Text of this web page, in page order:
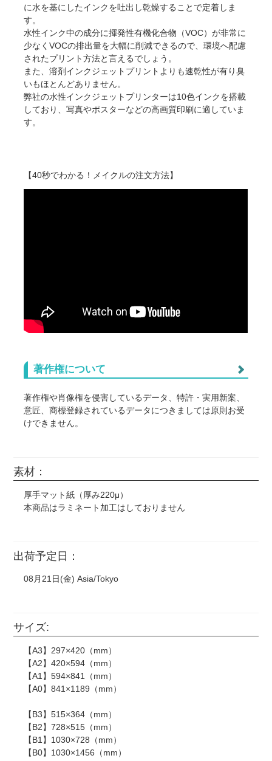
に水を基にしたインクを吐出し乾燥することで定着しま
す。
水性インク中の成分に揮発性有機化合物（VOC）が非常に
少なくVOCの排出量を大幅に削減できるので、環境へ配慮
されたプリント方法と言えるでしょう。
また、溶剤インクジェットプリントよりも速乾性が有り臭
いもほとんどありません。
弊社の水性インクジェットプリンターは10色インクを搭載
しており、写真やポスターなどの高画質印刷に適していま
す。
【40秒でわかる！メイクルの注文方法】
著作権について
著作権や肖像権を侵害しているデータ、特許・実用新案、
意匠、商標登録されているデータにつきましては原則お受
けできません。
任天堂作品(ポケモン、スプラトゥーン、星のカービィな
ど) サンリオ ディズニー(キングダムハーツ、ツイステ
漫画やアニメ、映画やゲームのスクリーンショットなどを
そのまま使用。
CD、DVD、映画のポスター、ロゴマーク（企業・団体・
ーの手描きイラストも印刷をお断りする場合がございま
・著作権元の許諾のない二次創作は制作をお断りする場合
がございます。
・著作権について、権利確認のメールを当店からお送りす
る場合がございます。
ただけますと製作がスムーズに進みます。
・銀行振り込み後でも、制作のお断り・ご注文キャンセル
をお願いする場合がございます。
・著作権接触により制作をお断りする場合、お客様がご負
素材：
厚手マット紙（厚み220μ）
本商品はラミネート加工はしておりません
出荷予定日：
08月21日(金) Asia/Tokyo
サイズ:
【A3】297×420（mm）
【A2】420×594（mm）
【A1】594×841（mm）
【A0】841×1189（mm）
【B3】515×364（mm）
【B2】728×515（mm）
【B1】1030×728（mm）
【B0】1030×1456（mm）